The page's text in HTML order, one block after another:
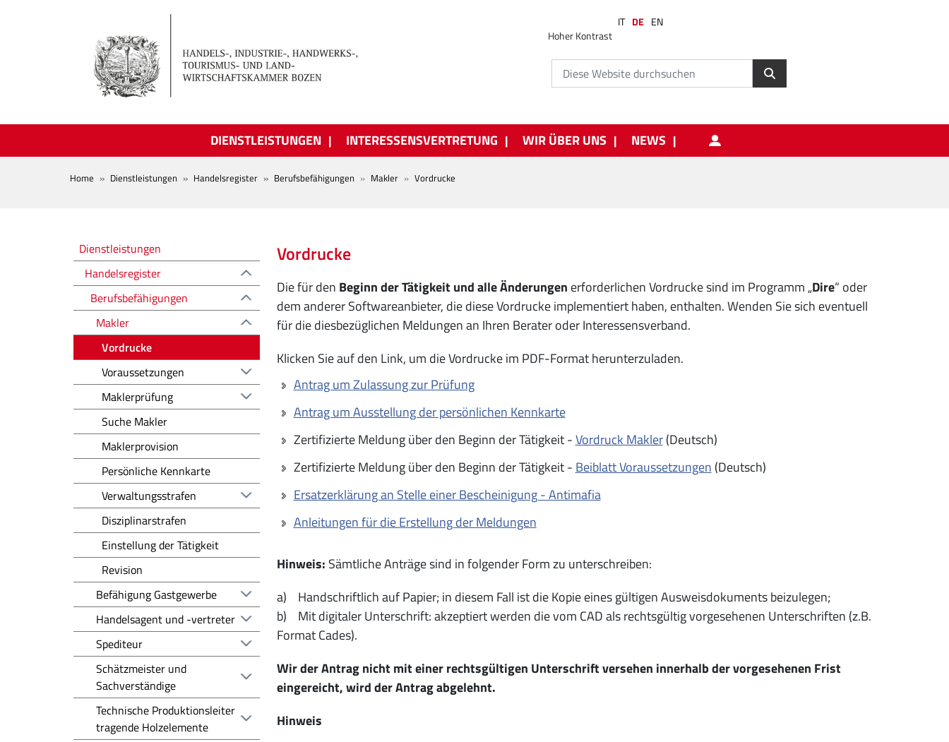
Hoher Kontrast
IT DE EN
DIENSTLEISTUNGEN INTERESSENSVERTRETUNG WIR ÜBER UNS NEWS
BREADCRUMB
Home Dienstleistungen Handelsregister Berufsbefähigungen Makler Vordrucke
Vordrucke
Die für den Beginn der Tätigkeit und alle Änderungen erforderlichen Vordrucke sind im Programm „Dire“ oder
dem anderer Softwareanbieter, die diese Vordrucke implementiert haben, enthalten. Wenden Sie sich eventuell
für die diesbezüglichen Meldungen an Ihren Berater oder Interessensverband.
Klicken Sie auf den Link, um die Vordrucke im PDF-Format herunterzuladen.
Antrag um Zulassung zur Prüfung
Antrag um Ausstellung der persönlichen Kennkarte
Zertifizierte Meldung über den Beginn der Tätigkeit -Vordruck Makler(Deutsch)
Zertifizierte Meldung über den Beginn der Tätigkeit - Beiblatt Voraussetzungen (Deutsch)
Ersatzerklärung an Stelle einer Bescheinigung - Antimafia
Anleitungen für die Erstellung der Meldungen
Hinweis: Sämtliche Anträge sind in folgender Form zu unterschreiben:
a) Handschriftlich auf Papier; in diesem Fall ist die Kopie eines gültigen Ausweisdokuments beizulegen;
b) Mit digitaler Unterschrift: akzeptiert werden die vom CAD als rechtsgültig vorgesehenen Unterschriften (z.B.
Format Cades).
Wir der Antrag nicht mit einer rechtsgültigen Unterschrift versehen innerhalb der vorgesehenen Frist
eingereicht, wird der Antrag abgelehnt.
Hinweis
Registro delle imprese
Dienstleistungen
Handelsregister
Berufsbefähigungen
Makler
Vordrucke
Voraussetzungen
Maklerprüfung
Suche Makler
Maklerprovision
Persönliche Kennkarte
Verwaltungsstrafen
Disziplinarstrafen
Einstellung der Tätigkeit
Revision
Befähigung Gastgewerbe
Handelsagent und -vertreter
Spediteur
Schätzmeister und
Sachverständige
Technische Produktionsleiter
tragende Holzelemente